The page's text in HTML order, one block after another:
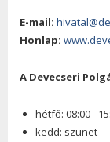
E-mail:
Honlap:
A Devecseri
hétfő: 08:00 -
kedd: szünet